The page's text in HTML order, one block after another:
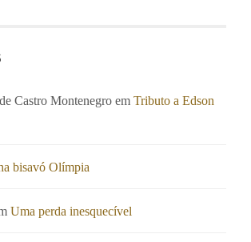
Castro Montenegro emTributo a Edson
bisavó Olímpia
Uma perda inesquecível